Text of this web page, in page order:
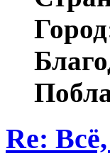
Re: